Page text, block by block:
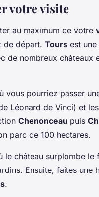
votre visite
au maximum de votre
de départ. Tours est
de nombreux châteaux
vous pourriez passer
Léonard de Vinci) et les
Chenonceau puis
parc de 100 hectares.
le château surplombe le
Ensuite, faites une
.